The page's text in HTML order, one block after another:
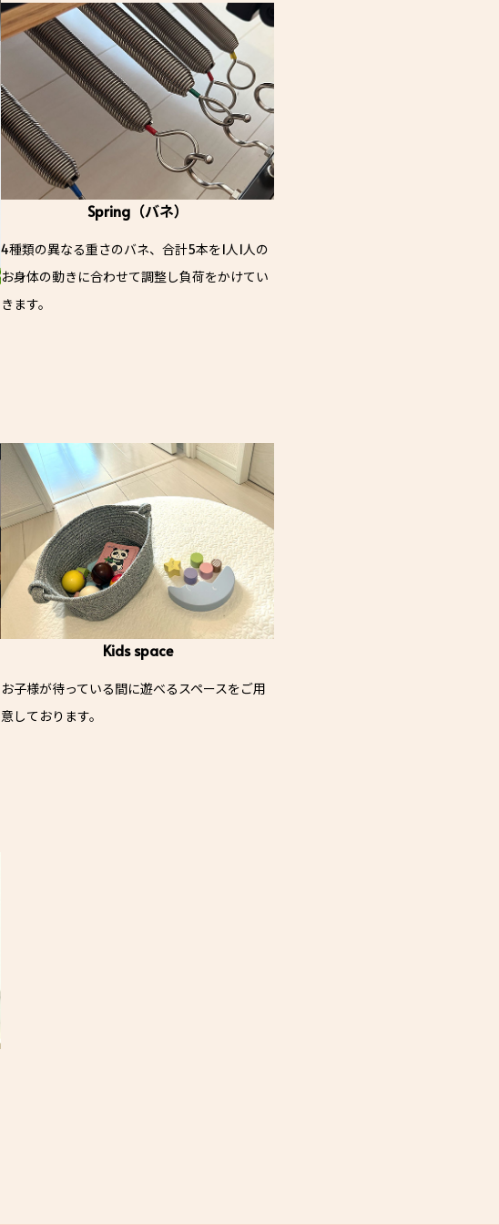
Spring（バネ）
4種類の異なる重さのバネ、合計5本を1人1人の
お身体の動きに合わせて調整し負荷をかけてい
きます。
Kids space
お子様が待っている間に遊べるスペースをご用
意しております。